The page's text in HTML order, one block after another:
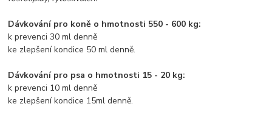
Dávkování pro koně o hmotnosti 550 - 600 kg:
k prevenci 30 ml denně
ke zlepšení kondice 50 ml denně.
Dávkování pro psa o hmotnosti 15 - 20 kg:
k prevenci 10 ml denně
ke zlepšení kondice 15ml denně.